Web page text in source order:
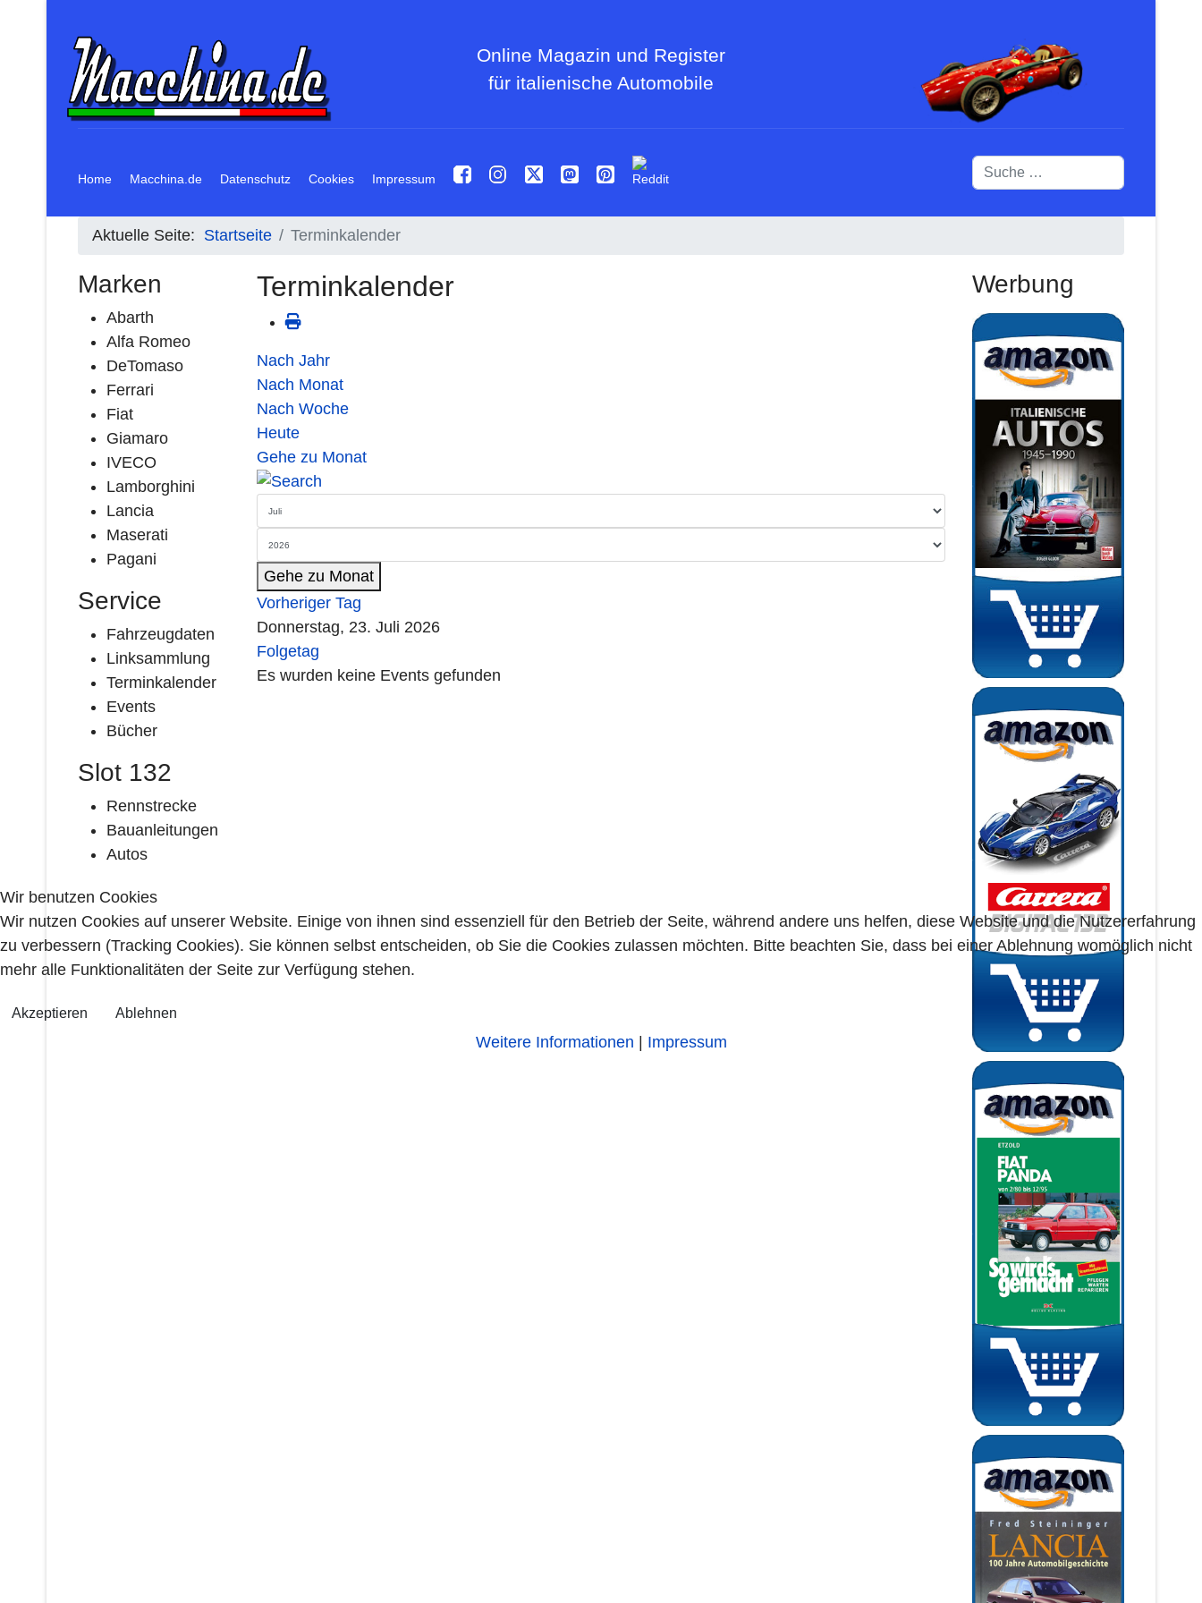
Online Magazin und Register
für italienische Automobile
Home Macchina.de Datenschutz Cookies Impressum
Suchen
Aktuelle Seite: Startseite Terminkalender
Marken
Abarth
Alfa Romeo
DeTomaso
Ferrari
Fiat
Giamaro
IVECO
Lamborghini
Lancia
Maserati
Pagani
Service
Fahrzeugdaten
Linksammlung
Terminkalender
Events
Bücher
Slot 132
Rennstrecke
Bauanleitungen
Autos
Terminkalender
Nach Jahr
Nach Monat
Nach Woche
Heute
Gehe zu Monat
Gehe zu Monat
Vorheriger Tag
Donnerstag, 23. Juli 2026
Folgetag
Es wurden keine Events gefunden
Werbung
Wir benutzen Cookies
Wir nutzen Cookies auf unserer Website. Einige von ihnen sind essenziell für den Betrieb der Seite, während andere uns helfen, diese Website und die Nutzererfahrung
zu verbessern (Tracking Cookies). Sie können selbst entscheiden, ob Sie die Cookies zulassen möchten. Bitte beachten Sie, dass bei einer Ablehnung womöglich nicht
mehr alle Funktionalitäten der Seite zur Verfügung stehen.
Akzeptieren Ablehnen
Weitere Informationen | Impressum